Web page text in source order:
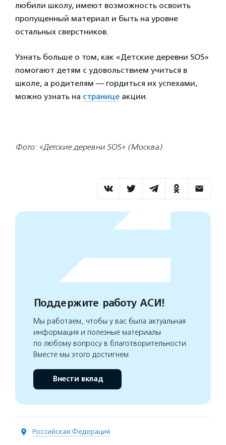
любили школу, имеют возможность освоить
пропущенный материал и быть на уровне
остальных сверстников.
Узнать больше о том, как «Детские деревни SOS»
помогают детям с удовольствием учиться в
школе, а родителям — гордиться их успехами,
можно узнать на странице акции.
Фото: «Детские деревни SOS» (Москва)
Поддержите работу АСИ!
Мы работаем, чтобы у вас была актуальная
информация и полезные материалы
по любому вопросу в благотворительности.
Вместе мы этого достигнем
Внести вклад
Российская Федерация